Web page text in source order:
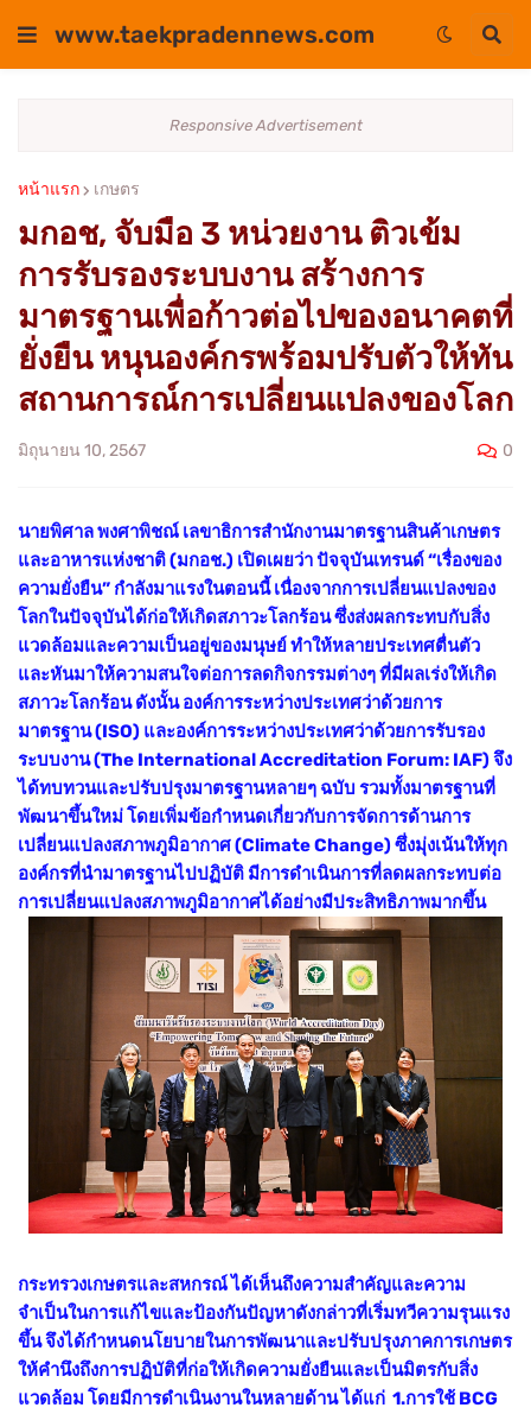
www.taekpradennews.com
Responsive Advertisement
หน้าแรก เกษตร
มกอช, จับมือ 3 หน่วยงาน ติวเข้ม
การรับรองระบบงาน สร้างการ
มาตรฐานเพื่อก้าวต่อไปของอนาคตที่
ยั่งยืน หนุนองค์กรพร้อมปรับตัวให้ทัน
สถานการณ์การเปลี่ยนแปลงของโลก
มิถุนายน 10, 2567 0
นายพิศาล พงศาพิชณ์ เลขาธิการสำนักงานมาตรฐานสินค้าเกษตร
และอาหารแห่งชาติ (มกอช.) เปิดเผยว่า ปัจจุบันเทรนด์ “เรื่องของ
ความยั่งยืน” กำลังมาแรงในตอนนี้ เนื่องจากการเปลี่ยนแปลงของ
โลกในปัจจุบันได้ก่อให้เกิดสภาวะโลกร้อน ซึ่งส่งผลกระทบกับสิ่ง
แวดล้อมและความเป็นอยู่ของมนุษย์ ทำให้หลายประเทศตื่นตัว
และหันมาให้ความสนใจต่อการลดกิจกรรมต่างๆ ที่มีผลเร่งให้เกิด
สภาวะโลกร้อน ดังนั้น องค์การระหว่างประเทศว่าด้วยการ
มาตรฐาน (ISO) และองค์การระหว่างประเทศว่าด้วยการรับรอง
ระบบงาน (The International Accreditation Forum: IAF) จึง
ได้ทบทวนและปรับปรุงมาตรฐานหลายๆ ฉบับ รวมทั้งมาตรฐานที่
พัฒนาขึ้นใหม่ โดยเพิ่มข้อกำหนดเกี่ยวกับการจัดการด้านการ
เปลี่ยนแปลงสภาพภูมิอากาศ (Climate Change) ซึ่งมุ่งเน้นให้ทุก
องค์กรที่นำมาตรฐานไปปฏิบัติ มีการดำเนินการที่ลดผลกระทบต่อ
การเปลี่ยนแปลงสภาพภูมิอากาศได้อย่างมีประสิทธิภาพมากขึ้น
กระทรวงเกษตรและสหกรณ์ ได้เห็นถึงความสำคัญและความ
จำเป็นในการแก้ไขและป้องกันปัญหาดังกล่าวที่เริ่มทวีความรุนแรง
ขึ้น จึงได้กำหนดนโยบายในการพัฒนาและปรับปรุงภาคการเกษตร
ให้คำนึงถึงการปฏิบัติที่ก่อให้เกิดความยั่งยืนและเป็นมิตรกับสิ่ง
แวดล้อม โดยมีการดำเนินงานในหลายด้าน ได้แก่ 1.การใช้ BCG